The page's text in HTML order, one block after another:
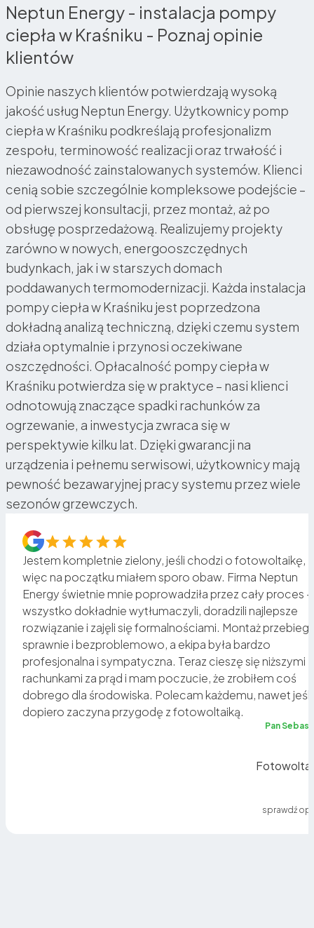
Neptun Energy - instalacja pompy
ciepła w Kraśniku - Poznaj opinie
klientów
Opinie naszych klientów potwierdzają wysoką
jakość usług Neptun Energy. Użytkownicy pomp
ciepła w Kraśniku podkreślają profesjonalizm
zespołu, terminowość realizacji oraz trwałość i
niezawodność zainstalowanych systemów. Klienci
cenią sobie szczególnie kompleksowe podejście –
od pierwszej konsultacji, przez montaż, aż po
obsługę posprzedażową. Realizujemy projekty
zarówno w nowych, energooszczędnych
budynkach, jak i w starszych domach
poddawanych termomodernizacji. Każda instalacja
pompy ciepła w Kraśniku jest poprzedzona
dokładną analizą techniczną, dzięki czemu system
działa optymalnie i przynosi oczekiwane
oszczędności. Opłacalność pompy ciepła w
Kraśniku potwierdza się w praktyce – nasi klienci
odnotowują znaczące spadki rachunków za
ogrzewanie, a inwestycja zwraca się w
perspektywie kilku lat. Dzięki gwarancji na
urządzenia i pełnemu serwisowi, użytkownicy mają
pewność bezawaryjnej pracy systemu przez wiele
sezonów grzewczych.
Jestem kompletnie zielony, jeśli chodzi o fotowoltaikę,
więc na początku miałem sporo obaw. Firma Neptun
Energy świetnie mnie poprowadziła przez cały proces –
wszystko dokładnie wytłumaczyli, doradzili najlepsze
rozwiązanie i zajęli się formalnościami. Montaż przebiegł
sprawnie i bezproblemowo, a ekipa była bardzo
profesjonalna i sympatyczna. Teraz cieszę się niższymi
rachunkami za prąd i mam poczucie, że zrobiłem coś
dobrego dla środowiska. Polecam każdemu, nawet jeśli
dopiero zaczyna przygodę z fotowoltaiką.
Pan
sprawdź